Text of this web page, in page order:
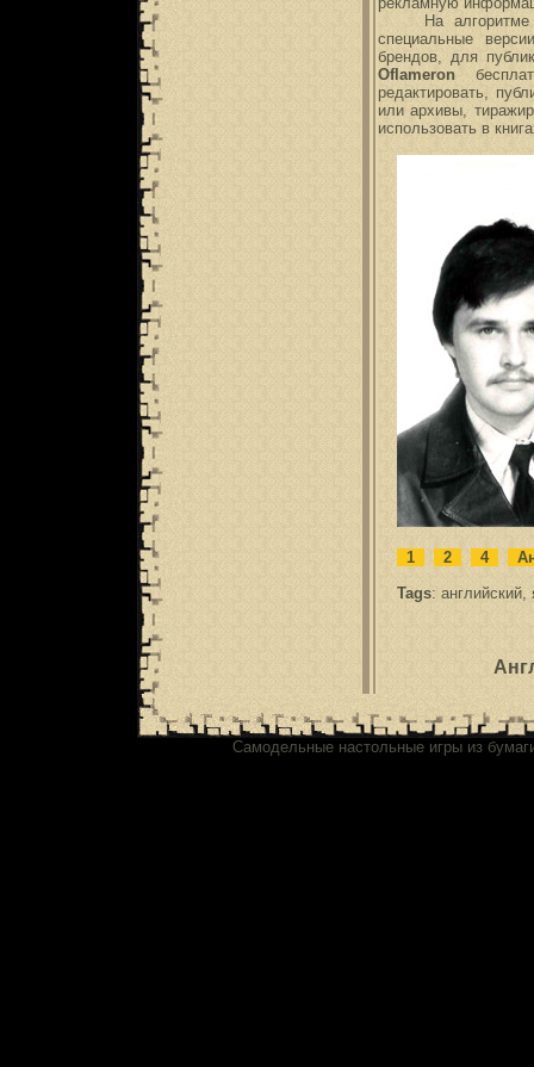
На
специальные
брендов, для
Oflameron
редактировать,
или архивы,
использовать в
1 2 4
Tags: английский,
Самодельные настольные игры из